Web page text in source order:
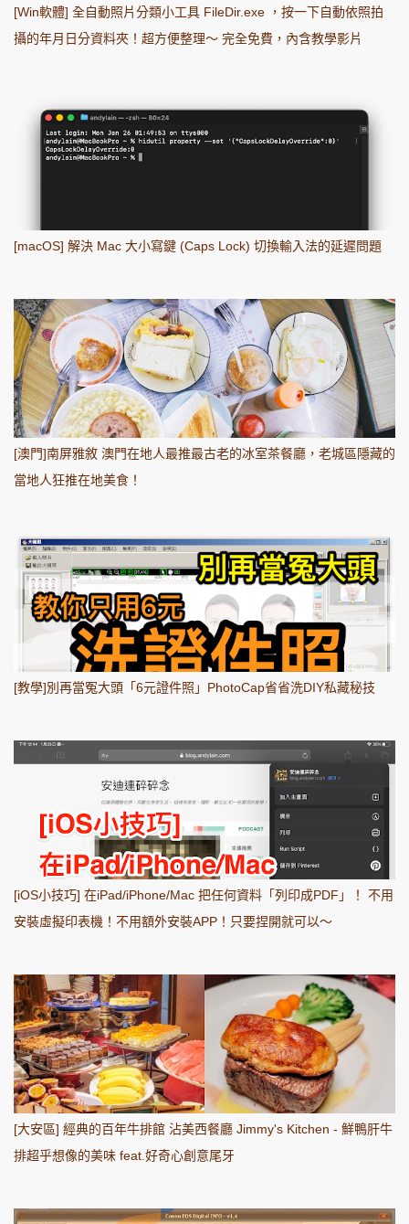
[Win軟體] 全自動照片分類小工具 FileDir.exe ，按一下自動依照拍
攝的年月日分資料夾！超方便整理～ 完全免費，內含教學影片
[macOS] 解決 Mac 大小寫鍵 (Caps Lock) 切換輸入法的延遲問題
[澳門]南屏雅敘 澳門在地人最推最古老的冰室茶餐廳，老城區隱藏的
當地人狂推在地美食！
[教學]別再當冤大頭「6元證件照」PhotoCap省省洗DIY私藏秘技
[iOS小技巧] 在iPad/iPhone/Mac 把任何資料「列印成PDF」！ 不用
安裝虛擬印表機！不用額外安裝APP！只要捏開就可以～
[大安區] 經典的百年牛排館 沾美西餐廳 Jimmy's Kitchen - 鮮鴨肝牛
排超乎想像的美味 feat.好奇心創意尾牙